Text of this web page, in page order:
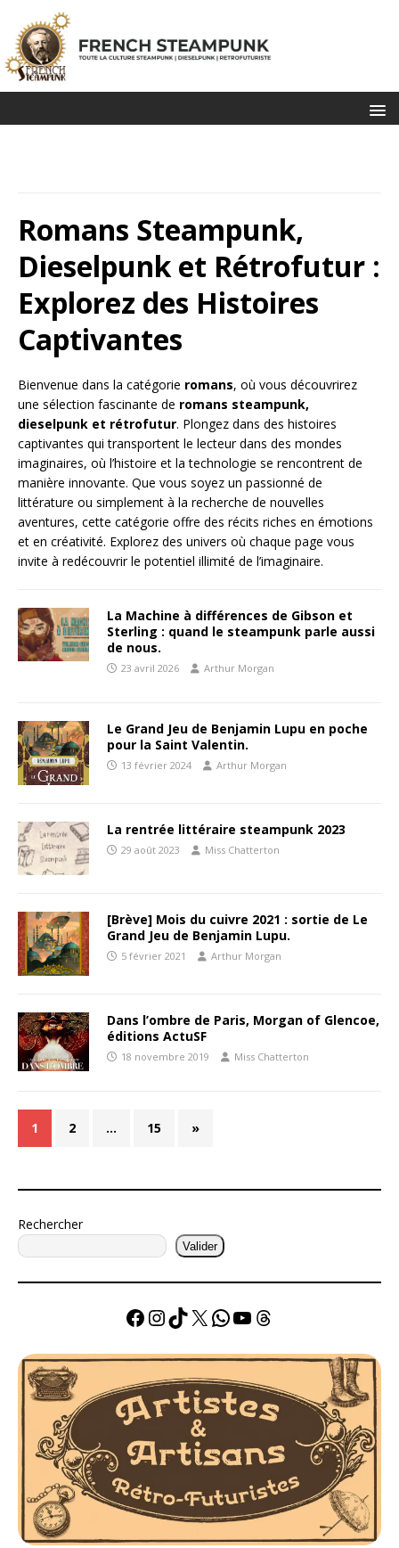
Romans Steampunk,
Dieselpunk et Rétrofutur :
Explorez des Histoires
Captivantes
Bienvenue dans la catégorie romans, où vous découvrirez
une sélection fascinante de romans steampunk,
dieselpunk et rétrofutur. Plongez dans des histoires
captivantes qui transportent le lecteur dans des mondes
imaginaires, où l’histoire et la technologie se rencontrent de
manière innovante. Que vous soyez un passionné de
littérature ou simplement à la recherche de nouvelles
aventures, cette catégorie offre des récits riches en émotions
et en créativité. Explorez des univers où chaque page vous
invite à redécouvrir le potentiel illimité de l’imaginaire.
La Machine à différences de Gibson et
Sterling : quand le steampunk parle aussi
de nous.
23 avril 2026 Arthur Morgan
Le Grand Jeu de Benjamin Lupu en poche
pour la Saint Valentin.
13 février 2024 Arthur Morgan
La rentrée littéraire steampunk 2023
29 août 2023 Miss Chatterton
[Brève] Mois du cuivre 2021 : sortie de Le
Grand Jeu de Benjamin Lupu.
5 février 2021 Arthur Morgan
Dans l’ombre de Paris, Morgan of Glencoe,
éditions ActuSF
18 novembre 2019 Miss Chatterton
1 2 … 15 »
Rechercher
Valider